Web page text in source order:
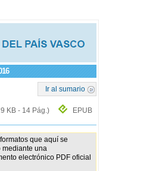
Ir al sumario
KB - 14 Pág.)
EPUB
que aquí se
mediante una
electrónico PDF oficial